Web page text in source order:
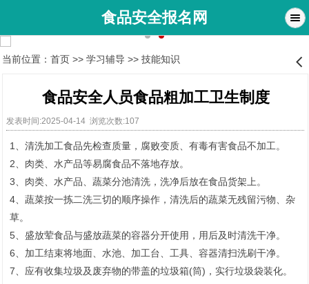
食品安全报名网
当前位置： 首页>> 学习辅导 >> 技能知识 󰊒
食品安全人员食品粗加工卫生制度
发表时间:2025-04-14 浏览次数:107
1、清洗加工食品先检查质量，腐败变质、有毒有害食品不加工。
2、肉类、水产品等易腐食品不落地存放。
3、肉类、水产品、蔬菜分池清洗，洗净后放在食品货架上。
4、蔬菜按一拣二洗三切的顺序操作，清洗后的蔬菜无残留污物、杂
草。
5、盛放荤食品与盛放蔬菜的容器分开使用，用后及时清洗干净。
6、加工结束将地面、水池、加工台、工具、容器清扫洗刷干净。
7、应有收集垃圾及废弃物的带盖的垃圾箱(筒)，实行垃圾袋装化。